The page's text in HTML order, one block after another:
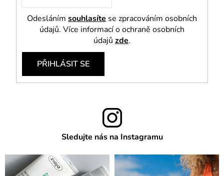
Odesláním souhlasíte se zpracováním osobních
údajů. Více informací o ochraně osobních
údajů zde.
PŘIHLÁSIT SE
Sledujte nás na Instagramu